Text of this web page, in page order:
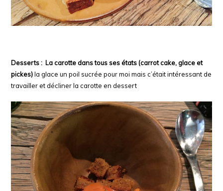
Desserts : La carotte dans tous ses états (carrot cake, glace et
pickes)la glace un poil sucrée pour moi mais c’était intéressant de
travailler et décliner la carotte en dessert